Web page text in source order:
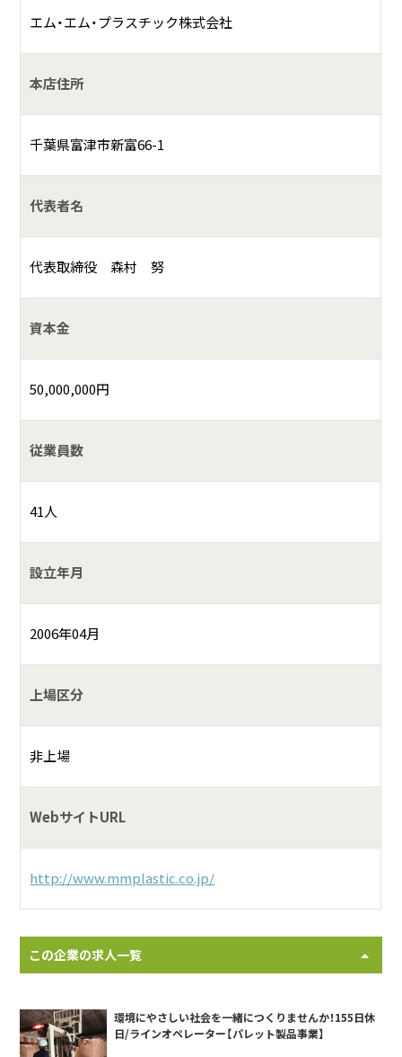
エム・エム・プラスチック株式会社
本店住所
千葉県富津市新富66-1
代表者名
代表取締役 森村 努
資本金
50,000,000円
従業員数
41人
設立年月
2006年04月
上場区分
非上場
WebサイトURL
http://www.mmplastic.co.jp/
この企業の求人一覧
環境にやさしい社会を一緒につくりませんか！155日休
日/ラインオペレーター【パレット製品事業】